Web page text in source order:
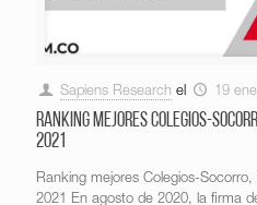
Sapiens Research el 19
Ranking mejores Colegios-
2021
Ranking mejores Colegios-
2021 En agosto de 2020, la firma